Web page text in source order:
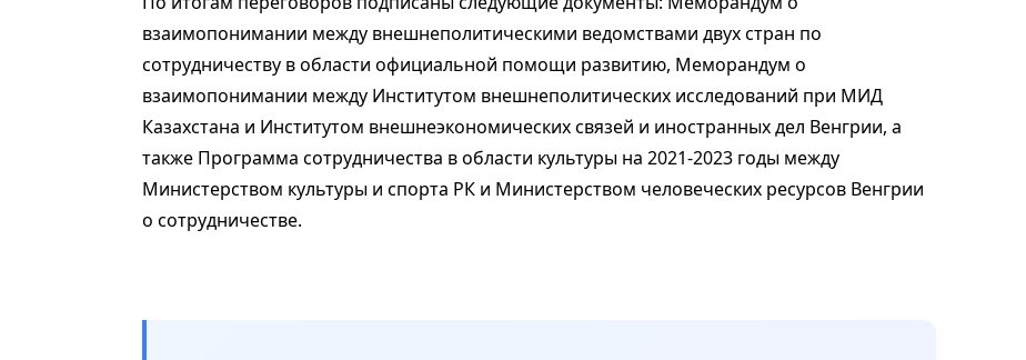
взаимопонимании между внешнеполитическими ведомствами двух стран по
сотрудничеству в области официальной помощи развитию, Меморандум о
взаимопонимании между Институтом внешнеполитических исследований при МИД
Казахстана и Институтом внешнеэкономических связей и иностранных дел Венгрии, а
также Программа сотрудничества в области культуры на 2021-2023 годы между
Министерством культуры и спорта РК и Министерством человеческих ресурсов Венгрии
о сотрудничестве.